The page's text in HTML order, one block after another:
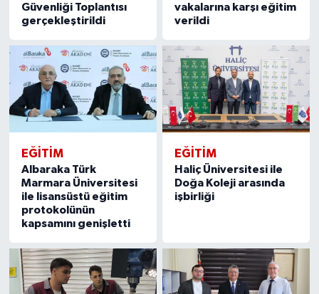
Güvenliği Toplantısı
gerçekleştirildi
vakalarına karşı eğitim
verildi
EĞITIM
Albaraka Türk
Marmara Üniversitesi
ile lisansüstü eğitim
protokolünün
kapsamını genişletti
EĞITIM
Haliç Üniversitesi ile
Doğa Koleji arasında
işbirliği